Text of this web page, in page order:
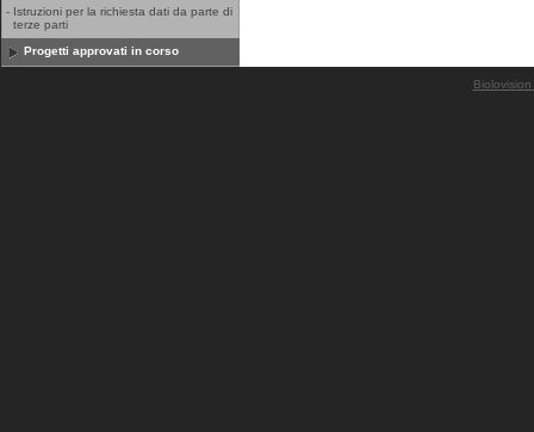
- Istruzioni per la richiesta dati da parte di
terze parti
Progetti approvati in corso
Biolovision